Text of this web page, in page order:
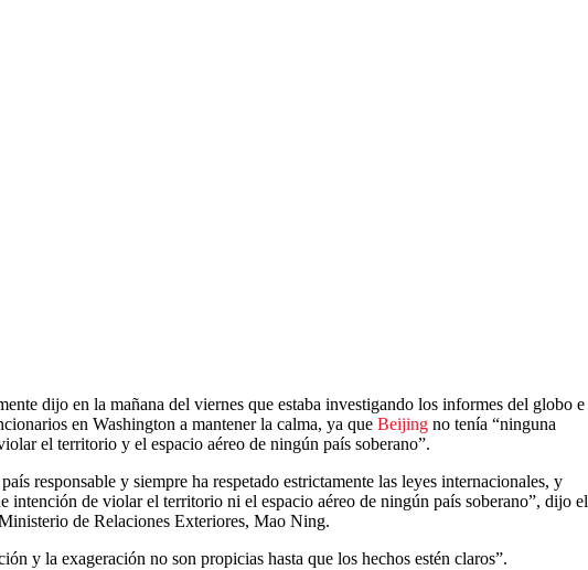
dijo en la mañana del viernes que estaba investigando los informes del globo e
en Washington a mantener la calma, ya que Beijing no tenía “ninguna
el territorio y el espacio aéreo de ningún país soberano”.
responsable y siempre ha respetado estrictamente las leyes internacionales, y
intención de violar el territorio ni el espacio aéreo de ningún país soberano”, dijo el
de Relaciones Exteriores, Mao Ning.
y la exageración no son propicias hasta que los hechos estén claros”.